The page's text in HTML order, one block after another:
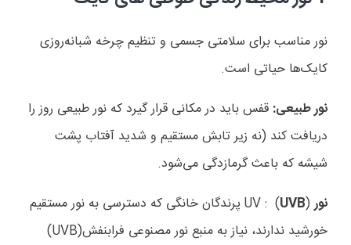
نور مناسب برای سلامتی جسمی و تنظیم چرخه شبانهروزی
کایکها حیاتی است.
نور طبیعی: قفس باید در مکانی قرار گیرد که نور طبیعی روز را
دریافت کند (نه زیر تابش مستقیم و شدید آفتاب پشت
شیشه که باعث گرمازدگی میشود.
نور
UV : (UVB)
پرندگان خانگی که دسترسی به نور مستقیم
خورشید ندارند، نیاز به منبع نور مصنوعی فرابنفش(UVB)